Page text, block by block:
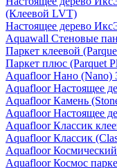
(Клеевой LVT)
Настоящее дерево
Aquawall Стеновые
Паркет клеевой
Паркет плюс (Parquet
Aquafloor Нано (Nano)
Aquafloor Настоящее
Aquafloor Камень
Aquafloor Настоящее
Aquafloor Классик
Aquafloor Классик
Aquafloor
Aquafloor Космос